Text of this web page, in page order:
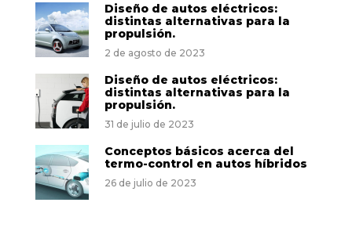
Diseño de autos eléctricos:
distintas alternativas para la
propulsión.
2 de agosto de 2023
Diseño de autos eléctricos:
distintas alternativas para la
propulsión.
31 de julio de 2023
Conceptos básicos acerca del
termo-control en autos híbridos
26 de julio de 2023